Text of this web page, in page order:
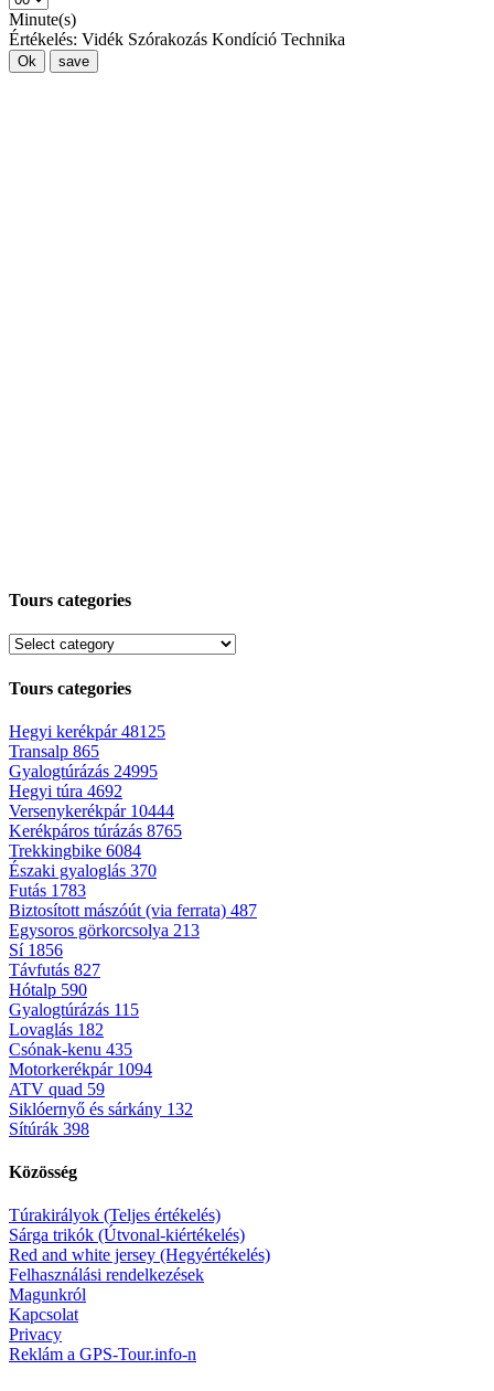
Minute(s)
Értékelés: Vidék Szórakozás Kondíció Technika
Ok save
Tours categories
Tours categories
Hegyi kerékpár48125
Transalp 865
Gyalogtúrázás 24995
Hegyi túra 4692
Versenykerékpár 10444
Kerékpáros túrázás 8765
Trekkingbike 6084
Északi gyaloglás 370
Futás 1783
Biztosított mászóút (via ferrata) 487
Egysoros görkorcsolya 213
Sí 1856
Távfutás 827
Hótalp 590
Gyalogtúrázás 115
Lovaglás 182
Csónak-kenu 435
Motorkerékpár 1094
ATV quad 59
Siklóernyő és sárkány 132
Sítúrák 398
Közösség
Túrakirályok (Teljes értékelés)
Sárga trikók (Útvonal-kiértékelés)
Red and white jersey (Hegyértékelés)
Felhasználási rendelkezések
Magunkról
Kapcsolat
Privacy
Reklám a GPS-Tour.info-n